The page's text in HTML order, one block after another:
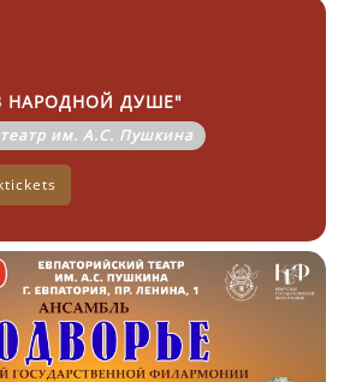
НАРОДНОЙ ДУШЕ"
им. А.С. Пушкина